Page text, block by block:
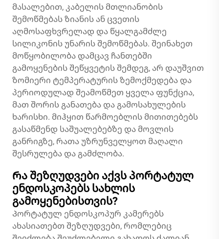
მასალებით, კაბელის მთლიანობის
შემოწმებას ზიანის ან ცვეთის
აღმოსაფხვრელად და წყალგამძლე
სილიკონის უნარის შემოწმებას. შეინახეთ
მოწყობილობა დამცავ ჩანთებში
გამოყენების შეწყვეტის შემდეგ, არ დაუშვით
ზომიერი ტემპერატურის ზემოქმედება და
პერიოდულად შეამოწმეთ ყველა ფუნქცია,
მათ შორის განათება და გამოსახულების
ხარისხი. მიჰყით წარმოებლის მითითებებს
გასაწმენდ საშუალებებზე და მოვლის
განრიგზე, რათა უზრუნველყოთ მაღალი
შესრულება და გამძლობა.
Რა შეზღუდვები აქვს პორტატულ
ენდოსკოპებს სახლის
გამოყენებისთვის?
Პორტატულ ენდოსკოპურ კამერებს
ახასიათებთ შეზღუდვები, რომლებიც